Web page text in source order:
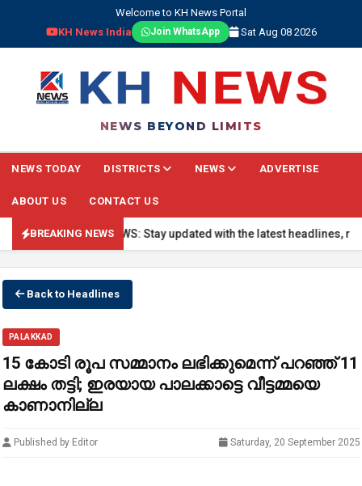
Welcome to KH News Portal
KH News India
Join WhatsApp Sat Aug 08 2026
NEWS BEYOND LIMITS
NEWS TODAY DISTRICTS NEWS ADVERTISE
ABOUT US CONTACT US
BREAKING NEWS
🔴 BREAKING NEWS: Stay updated with the latest headlines,
Back to Headlines
PALAKKAD
15 കോടി രൂപ സമ്മാനം ലഭിക്കുമെന്ന് പറഞ്ഞ് 11
ലക്ഷം തട്ടി; ഇരയായ പാലക്കാട്ടെ വീട്ടമ്മയെ
കാണാനില്ല
Published by Editor Saturday, 20 September 2025